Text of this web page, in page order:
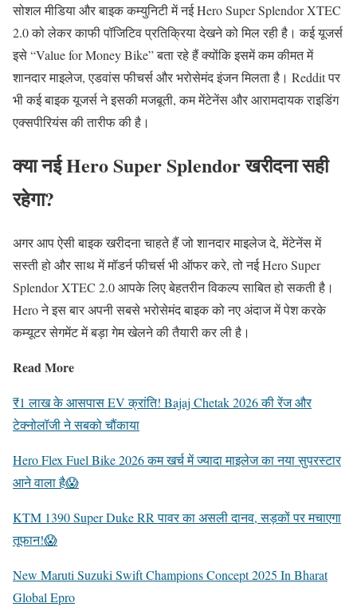
सोशल मीडिया और बाइक कम्युनिटी में नई Hero Super Splendor XTEC
2.0 को लेकर काफी पॉजिटिव प्रतिक्रिया देखने को मिल रही है। कई यूजर्स
इसे “Value for Money Bike” बता रहे हैं क्योंकि इसमें कम कीमत में
शानदार माइलेज, एडवांस फीचर्स और भरोसेमंद इंजन मिलता है। Reddit पर
भी कई बाइक यूजर्स ने इसकी मजबूती, कम मेंटेनेंस और आरामदायक राइडिंग
एक्सपीरियंस की तारीफ की है।
क्या नई Hero Super Splendor खरीदना सही
रहेगा?
अगर आप ऐसी बाइक खरीदना चाहते हैं जो शानदार माइलेज दे, मेंटेनेंस में
सस्ती हो और साथ में मॉडर्न फीचर्स भी ऑफर करे, तो नई Hero Super
Splendor XTEC 2.0 आपके लिए बेहतरीन विकल्प साबित हो सकती है।
Hero ने इस बार अपनी सबसे भरोसेमंद बाइक को नए अंदाज में पेश करके
कम्यूटर सेगमेंट में बड़ा गेम खेलने की तैयारी कर ली है।
Read More
₹1 लाख के आसपास EV क्रांति! Bajaj Chetak 2026 की रेंज और
टेक्नोलॉजी ने सबको चौंकाया
Hero Flex Fuel Bike 2026 कम खर्च में ज्यादा माइलेज का नया सुपरस्टार
आने वाला है😱
KTM 1390 Super Duke RR पावर का असली दानव, सड़कों पर मचाएगा
तूफान!😱
New Maruti Suzuki Swift Champions Concept 2025 In Bharat
Global Epro